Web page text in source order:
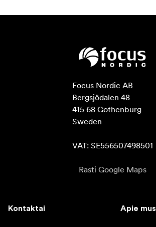
Focus Nordic AB
Bergsjödalen 48
415 68 Gothenburg
Sweden
VAT: SE556507498501
Rasti Google Maps
Kontaktai Apie mus